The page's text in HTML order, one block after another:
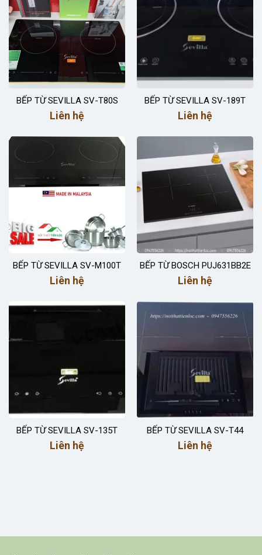
BẾP TỪ SEVILLA SV-T80S
Liên hệ
BẾP TỪ SEVILLA SV-189T
Liên hệ
BẾP TỪ SEVILLA SV-M100T
Liên hệ
BẾP TỪ BOSCH PUJ631BB2E
Liên hệ
BẾP TỪ SEVILLA SV-135T
Liên hệ
BẾP TỪ SEVILLA SV-T44
Liên hệ